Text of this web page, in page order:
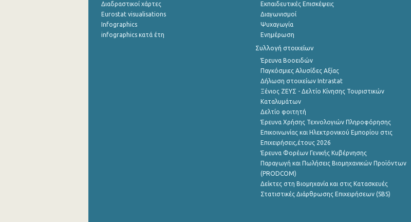
Σεπτεμβρίου 2022
Αυγούστου 2022
Διαδραστικοί χάρτες
Eurostat visualisations
Infographics
infographics κατά έτη
Εκπαιδευτικές Επισκέψεις
Διαγωνισμοί
Ψυχαγωγία
Ενημέρωση
Συλλογή στοιχείων
Έρευνα Βοοειδών
Παγκόσμιες Αλυσίδες Αξίας
Δήλωση στοιχείων Intrastat
Ξένιος ΖΕΥΣ - Δελτίο Κίνησης Τουριστικών
Καταλυμάτων
Δελτίο φοιτητή
Έρευνα Χρήσης Τεχνολογιών Πληροφόρησης
Επικοινωνίας και Ηλεκτρονικού Εμπορίου στις
Επιχειρήσεις,έτους 2026
Έρευνα Φορέων Γενικής Κυβέρνησης
Παραγωγή και Πωλήσεις Βιομηχανικών Προϊόντων
(PRODCOM)
Δείκτες στη Βιομηχανία και στις Κατασκευές
Στατιστικές Διάρθρωσης Επιχειρήσεων (SBS)